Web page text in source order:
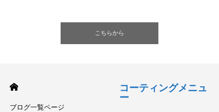
こちらから
ブログ一覧ページ
コーティングメニュ
ー